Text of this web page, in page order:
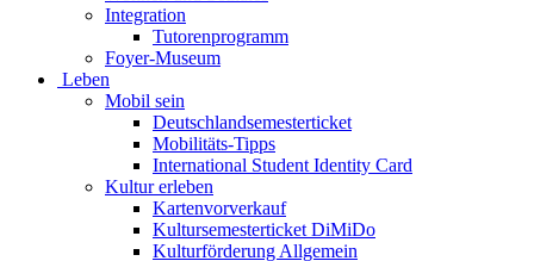
Integration
Tutorenprogramm
Foyer-Museum
Leben
Mobil sein
Deutschlandsemesterticket
Mobilitäts-Tipps
International Student Identity Card
Kultur erleben
Kartenvorverkauf
Kultursemesterticket DiMiDo
Kulturförderung Allgemein